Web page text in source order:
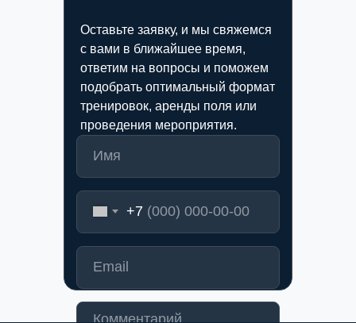
Оставьте заявку, и мы свяжемся
с вами в ближайшее время,
ответим на вопросы и поможем
подобрать оптимальный формат
тренировок, аренды поля или
проведения мероприятия.
+7